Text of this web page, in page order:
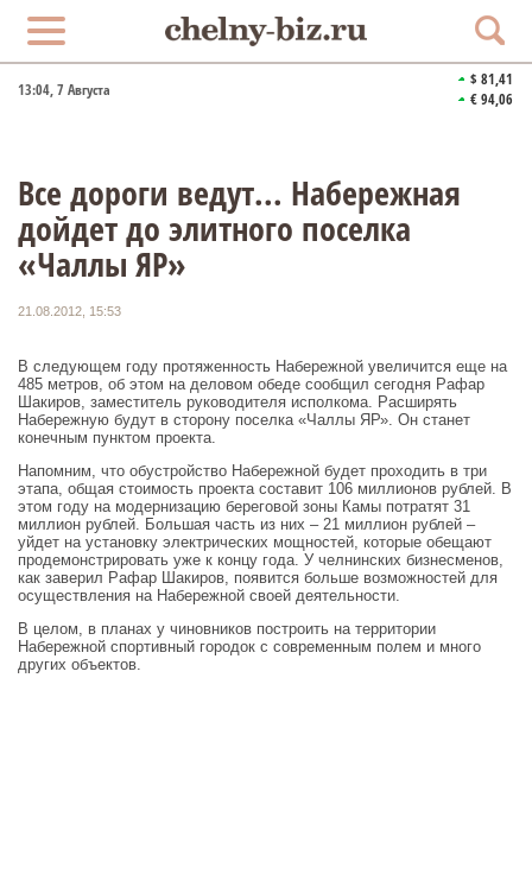
13:04, 7 Августа
$ 81,41
€ 94,06
Все дороги ведут... Набережная
дойдет до элитного поселка
«Чаллы ЯР»
21.08.2012, 15:53
В следующем году протяженность Набережной увеличится еще на
485 метров, об этом на деловом обеде сообщил сегодня Рафар
Шакиров, заместитель руководителя исполкома. Расширять
Набережную будут в сторону поселка «Чаллы ЯР». Он станет
конечным пунктом проекта.
Напомним, что обустройство Набережной будет проходить в три
этапа, общая стоимость проекта составит 106 миллионов рублей. В
этом году на модернизацию береговой зоны Камы потратят 31
миллион рублей. Большая часть из них – 21 миллион рублей –
уйдет на установку электрических мощностей, которые обещают
продемонстрировать уже к концу года. У челнинских бизнесменов,
как заверил Рафар Шакиров, появится больше возможностей для
осуществления на Набережной своей деятельности.
В целом, в планах у чиновников построить на территории
Набережной спортивный городок с современным полем и много
других объектов.